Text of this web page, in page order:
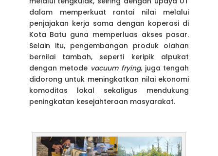
dalam memperkuat rantai nilai melalui
penjajakan kerja sama dengan koperasi di
Kota Batu guna memperluas akses pasar.
Selain itu, pengembangan produk olahan
bernilai tambah, seperti keripik alpukat
dengan metode vacuum frying, juga tengah
didorong untuk meningkatkan nilai ekonomi
komoditas lokal sekaligus mendukung
peningkatan kesejahteraan masyarakat.